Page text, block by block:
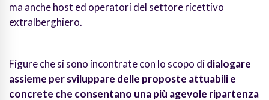
ma anche host ed operatori del settore ricettivo
extralberghiero.
Figure che si sono incontrate con lo scopo didialogare
assieme per sviluppare delle proposte attuabili e
concrete che consentano una più agevole ripartenza